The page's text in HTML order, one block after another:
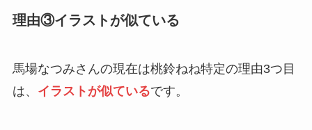
理由③イラストが似ている
馬場なつみさんの現在は桃鈴ねね特定の理由3つ目
は、 イラストが似ているです。